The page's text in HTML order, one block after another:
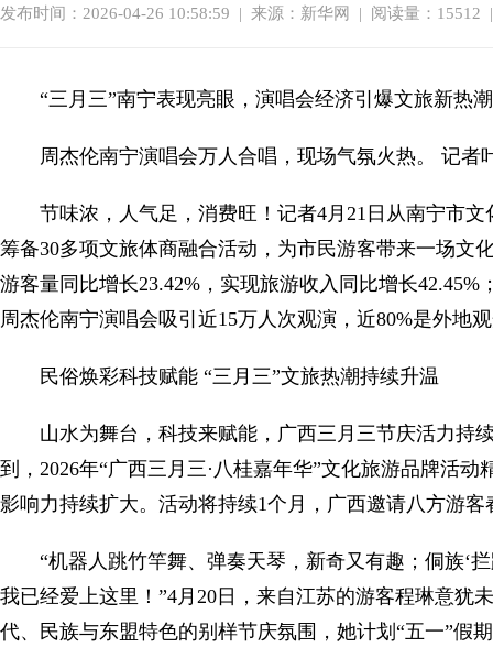
发布时间：2026-04-26 10:58:59 | 来源：新华网 | 阅读量：
“三月三”南宁表现亮眼，演唱会经济引爆文旅新热
周杰伦南宁演唱会万人合唱，现场气氛火热。 记者
节味浓，人气足，消费旺！记者4月21日从南宁市
筹备30多项文旅体商融合活动，为市民游客带来一场文
游客量同比增长23.42%，实现旅游收入同比增长
周杰伦南宁演唱会吸引近15万人次观演，近80%是外地
民俗焕彩科技赋能 “三月三”文旅热潮持续升温
山水为舞台，科技来赋能，广西三月三节庆活力持
到，2026年“广西三月三·八桂嘉年华”文化旅游品牌活
影响力持续扩大。活动将持续1个月，广西邀请八方游客
“机器人跳竹竿舞、弹奏天琴，新奇又有趣；侗族‘
我已经爱上这里！”4月20日，来自江苏的游客程琳意犹
代、民族与东盟特色的别样节庆氛围，她计划“五一”假